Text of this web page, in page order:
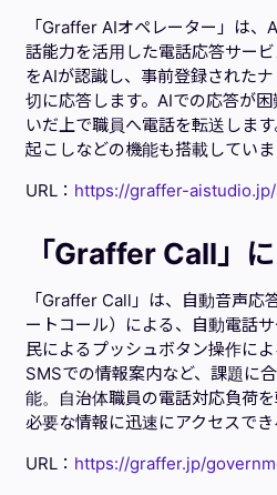
「Graffer AIオペレーター」は
話能力を活用した電話応答サー
をAIが認識し、事前登録された
切に応答します。AIでの応答が
いだ上で職員へ電話を転送しま
起こしなどの機能も搭載していま
URL： https://graffer-
「Graffer Call」
「Graffer Call」は、自動音声応
ートコール）による、自動電話
民によるプッシュボタン操作に
SMSでの情報案内など、課題に
能。自治体職員の電話対応負荷
必要な情報に迅速にアクセスでき
URL： https://graffer.jp/